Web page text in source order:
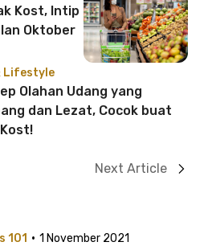
Kost, Intip
Oktober
Lifestyle
Olahan Udang yang
dan Lezat, Cocok buat
Next Article
101 · 1 November 2021